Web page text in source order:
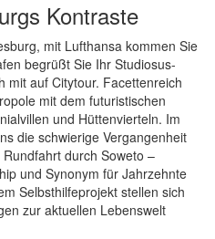
Kontraste
mit Lufthansa kommen Sie
begrüßt Sie Ihr Studiosus-
mit auf Citytour. Facettenreich
mit dem futuristischen
und Hüttenvierteln. Im
die schwierige Vergangenheit
durch Soweto –
und Synonym für Jahrzehnte
Selbsthilfeprojekt stellen sich
zur aktuellen Lebenswelt